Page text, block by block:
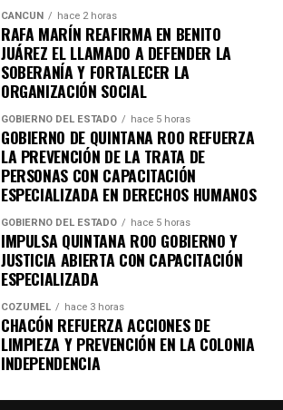
CANCÚN hace 2 horas
RAFA MARÍN REAFIRMA EN BENITO
JUÁREZ EL LLAMADO A DEFENDER LA
SOBERANÍA Y FORTALECER LA
ORGANIZACIÓN SOCIAL
GOBIERNO DEL ESTADO hace 5 horas
GOBIERNO DE QUINTANA ROO REFUERZA
LA PREVENCIÓN DE LA TRATA DE
PERSONAS CON CAPACITACIÓN
ESPECIALIZADA EN DERECHOS HUMANOS
GOBIERNO DEL ESTADO hace 5 horas
IMPULSA QUINTANA ROO GOBIERNO Y
JUSTICIA ABIERTA CON CAPACITACIÓN
ESPECIALIZADA
COZUMEL hace 3 horas
CHACÓN REFUERZA ACCIONES DE
LIMPIEZA Y PREVENCIÓN EN LA COLONIA
INDEPENDENCIA